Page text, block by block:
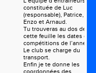
constituée de Luc
(responsable), Patrice,
Enzo et Arnaud.
Tu trouveras au dos de
cette feuille les dates des
compétitions de l’année.
Le club se charge du
transport.
Enfin je te donne les
coordonnées des